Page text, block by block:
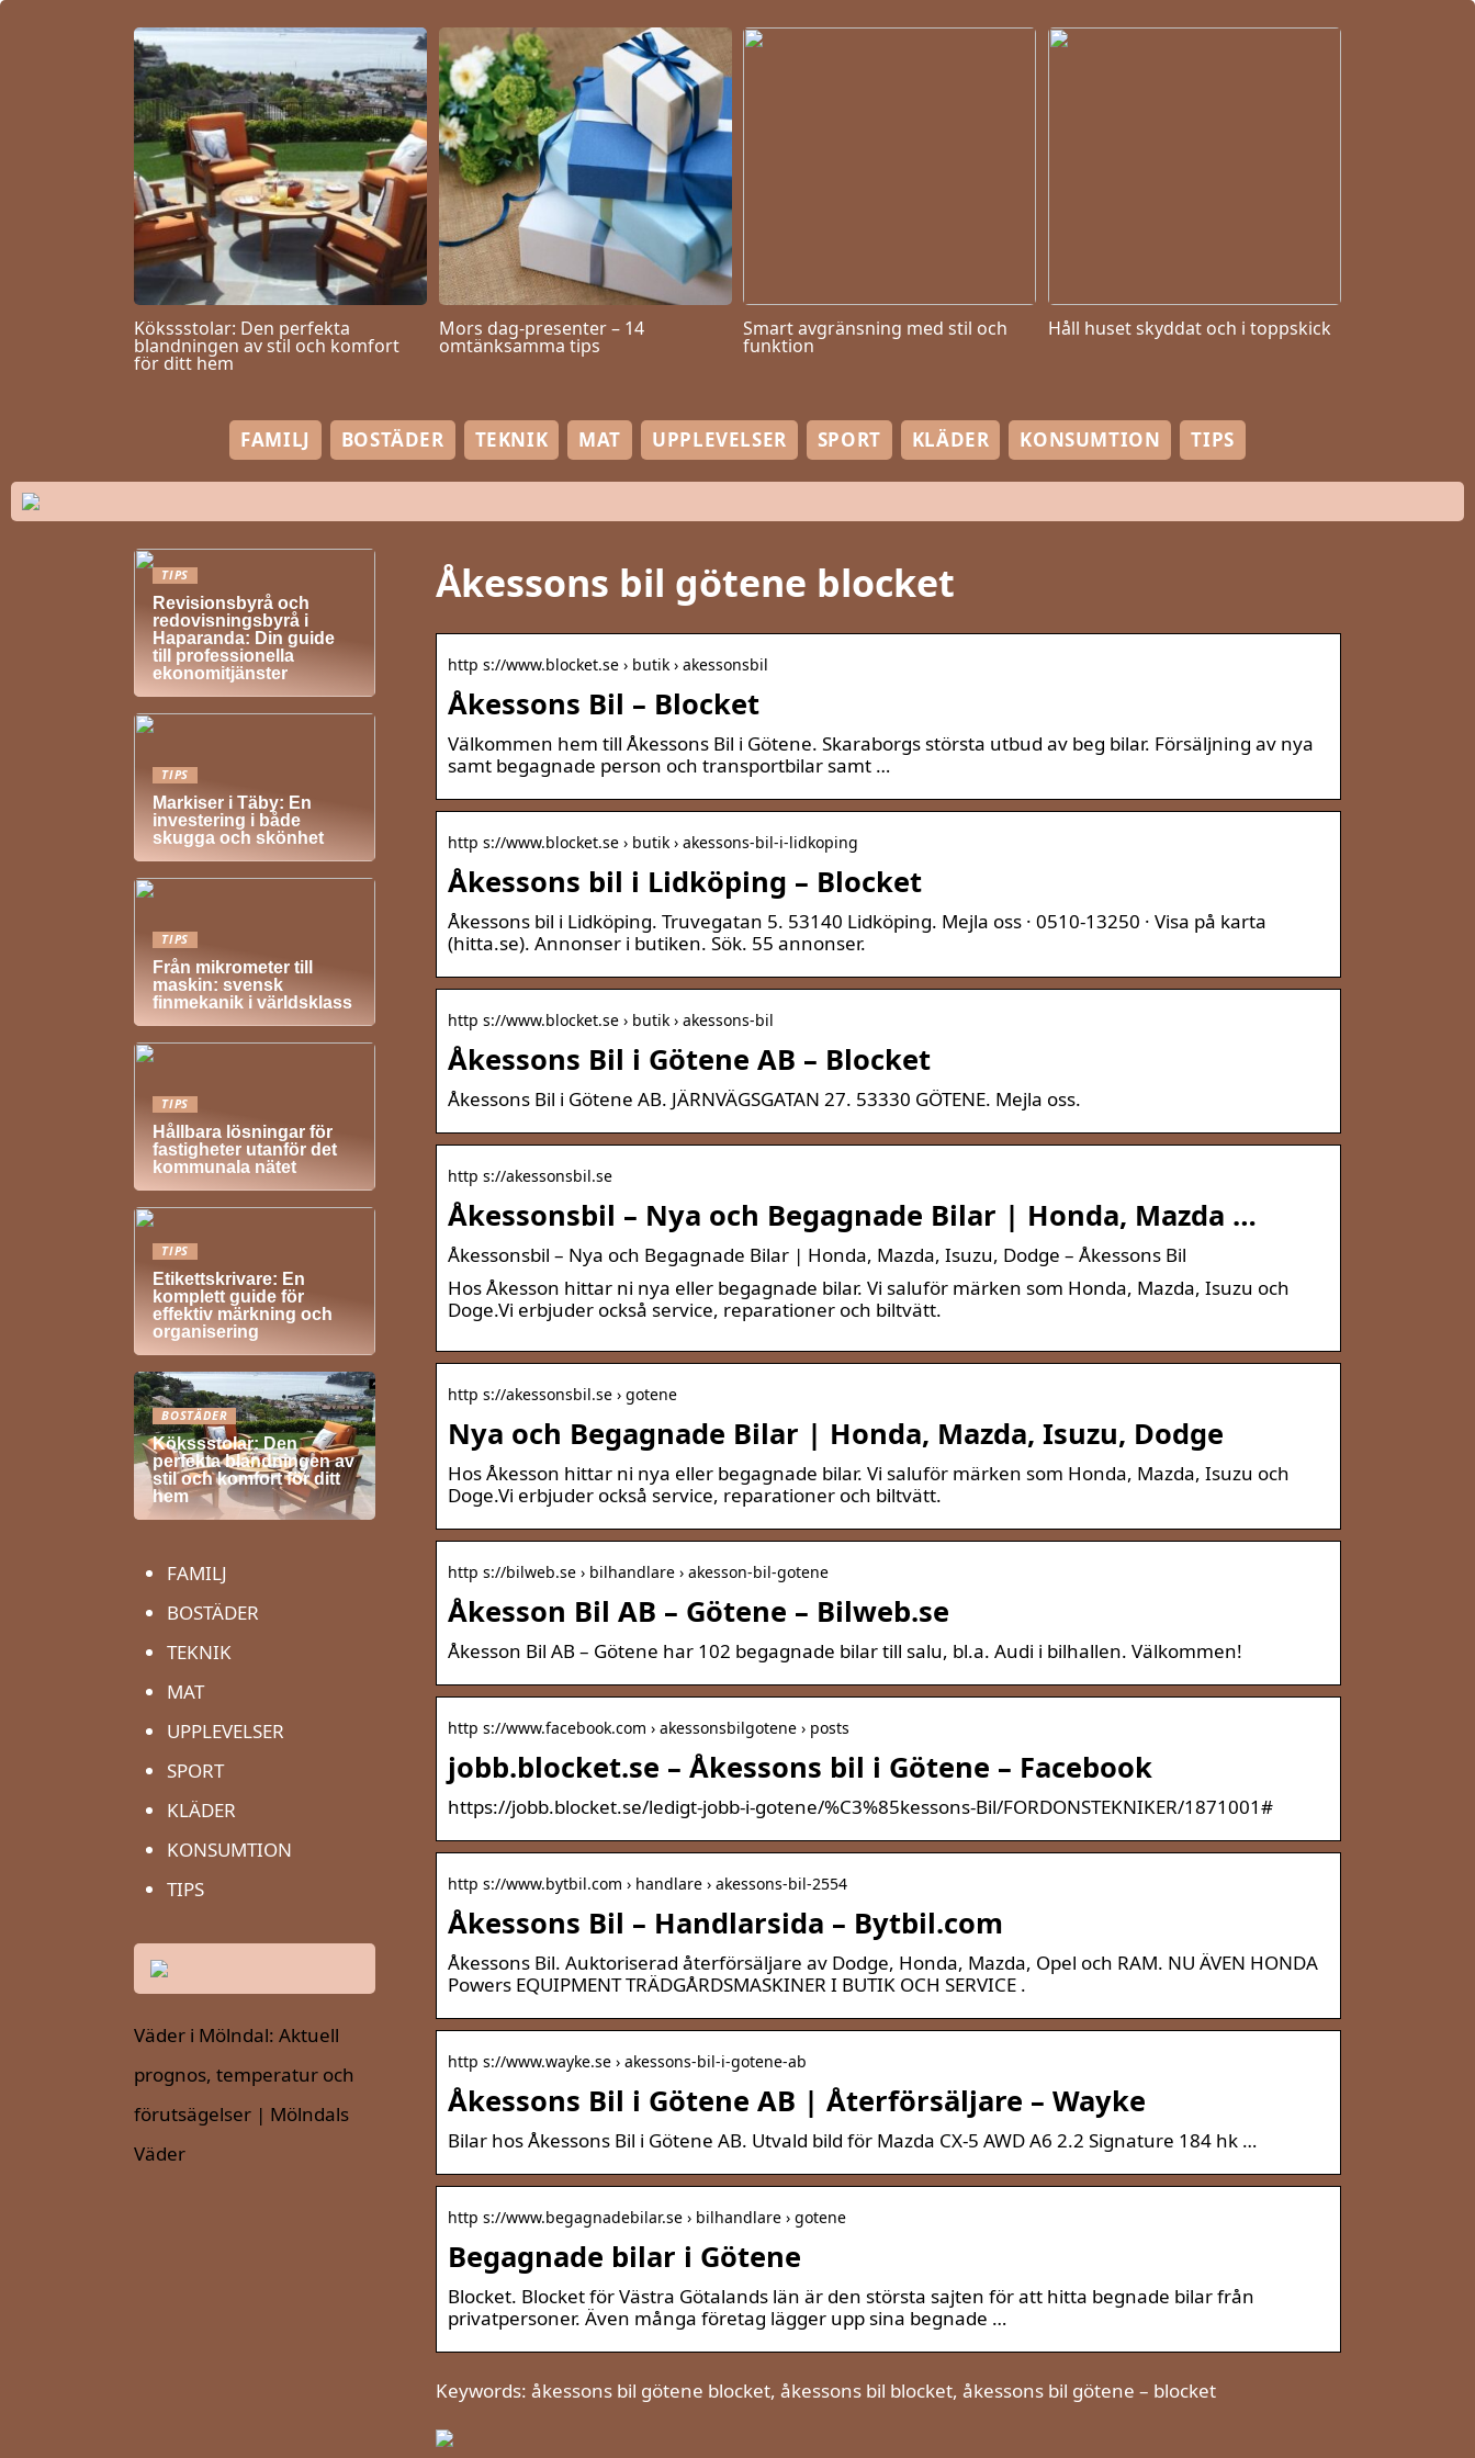
Kökssstolar: Den perfekta
blandningen av stil och komfort
för ditt hem
Mors dag-presenter – 14
omtänksamma tips
Smart avgränsning med stil och
funktion
Håll huset skyddat och i toppskick
FAMILJ BOSTÄDER TEKNIK MAT UPPLEVELSER SPORT KLÄDER KONSUMTION TIPS
Åkessons bil götene blocket
http s://www.blocket.se › butik › akessonsbil
Åkessons Bil – Blocket
Välkommen hem till Åkessons Bil i Götene. Skaraborgs största utbud av beg bilar. Försäljning av nya
samt begagnade person och transportbilar samt …
http s://www.blocket.se › butik › akessons-bil-i-lidkoping
Åkessons bil i Lidköping – Blocket
Åkessons bil i Lidköping. Truvegatan 5. 53140 Lidköping. Mejla oss · 0510-13250 · Visa på karta
(hitta.se). Annonser i butiken. Sök. 55 annonser.
http s://www.blocket.se › butik › akessons-bil
Åkessons Bil i Götene AB – Blocket
Åkessons Bil i Götene AB. JÄRNVÄGSGATAN 27. 53330 GÖTENE. Mejla oss.
http s://akessonsbil.se
Åkessonsbil – Nya och Begagnade Bilar | Honda, Mazda …
Åkessonsbil – Nya och Begagnade Bilar | Honda, Mazda, Isuzu, Dodge – Åkessons Bil
Hos Åkesson hittar ni nya eller begagnade bilar. Vi saluför märken som Honda, Mazda, Isuzu och
Doge.Vi erbjuder också service, reparationer och biltvätt.
http s://akessonsbil.se › gotene
Nya och Begagnade Bilar | Honda, Mazda, Isuzu, Dodge
Hos Åkesson hittar ni nya eller begagnade bilar. Vi saluför märken som Honda, Mazda, Isuzu och
Doge.Vi erbjuder också service, reparationer och biltvätt.
http s://bilweb.se › bilhandlare › akesson-bil-gotene
Åkesson Bil AB – Götene – Bilweb.se
Åkesson Bil AB – Götene har 102 begagnade bilar till salu, bl.a. Audi i bilhallen. Välkommen!
http s://www.facebook.com › akessonsbilgotene › posts
jobb.blocket.se – Åkessons bil i Götene – Facebook
https://jobb.blocket.se/ledigt-jobb-i-gotene/%C3%85kessons-Bil/FORDONSTEKNIKER/1871001#
http s://www.bytbil.com › handlare › akessons-bil-2554
Åkessons Bil – Handlarsida – Bytbil.com
Åkessons Bil. Auktoriserad återförsäljare av Dodge, Honda, Mazda, Opel och RAM. NU ÄVEN HONDA
Powers EQUIPMENT TRÄDGÅRDSMASKINER I BUTIK OCH SERVICE .
http s://www.wayke.se › akessons-bil-i-gotene-ab
Åkessons Bil i Götene AB | Återförsäljare – Wayke
Bilar hos Åkessons Bil i Götene AB. Utvald bild för Mazda CX-5 AWD A6 2.2 Signature 184 hk …
http s://www.begagnadebilar.se › bilhandlare › gotene
Begagnade bilar i Götene
Blocket. Blocket för Västra Götalands län är den största sajten för att hitta begnade bilar från
privatpersoner. Även många företag lägger upp sina begnade …
Keywords: åkessons bil götene blocket, åkessons bil blocket, åkessons bil götene – blocket
TIPS
Revisionsbyrå och
redovisningsbyrå i
Haparanda: Din guide
till professionella
ekonomitjänster
TIPS
Markiser i Täby: En
investering i både
skugga och skönhet
TIPS
Från mikrometer till
maskin: svensk
finmekanik i världsklass
TIPS
Hållbara lösningar för
fastigheter utanför det
kommunala nätet
TIPS
Etikettskrivare: En
komplett guide för
effektiv märkning och
organisering
BOSTÄDER
Kökssstolar: Den
perfekta blandningen av
stil och komfort för ditt
hem
FAMILJ
BOSTÄDER
TEKNIK
MAT
UPPLEVELSER
SPORT
KLÄDER
KONSUMTION
TIPS
Väder i Mölndal: Aktuell
prognos, temperatur och
förutsägelser | Mölndals
Väder